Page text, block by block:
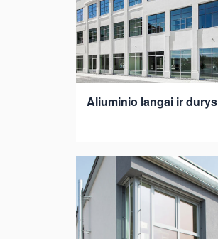
Aliuminio langai ir durys